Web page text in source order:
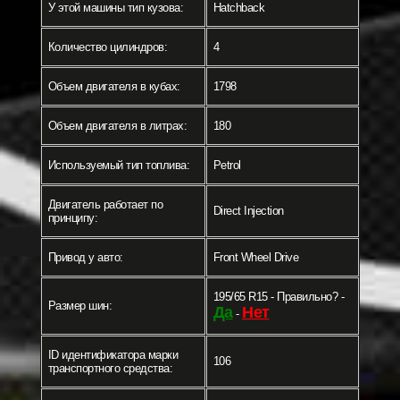
У этой машины тип кузова: Hatchback
Количество цилиндров: 4
Объем двигателя в кубах: 1798
Объем двигателя в литрах: 180
Используемый тип топлива: Petrol
Двигатель работает по
принципу:
Direct Injection
Привод у авто: Front Wheel Drive
Размер шин:
195/65 R15 - Правильно? -
Да- Нет
ID идентификатора марки
транспортного средства:
106